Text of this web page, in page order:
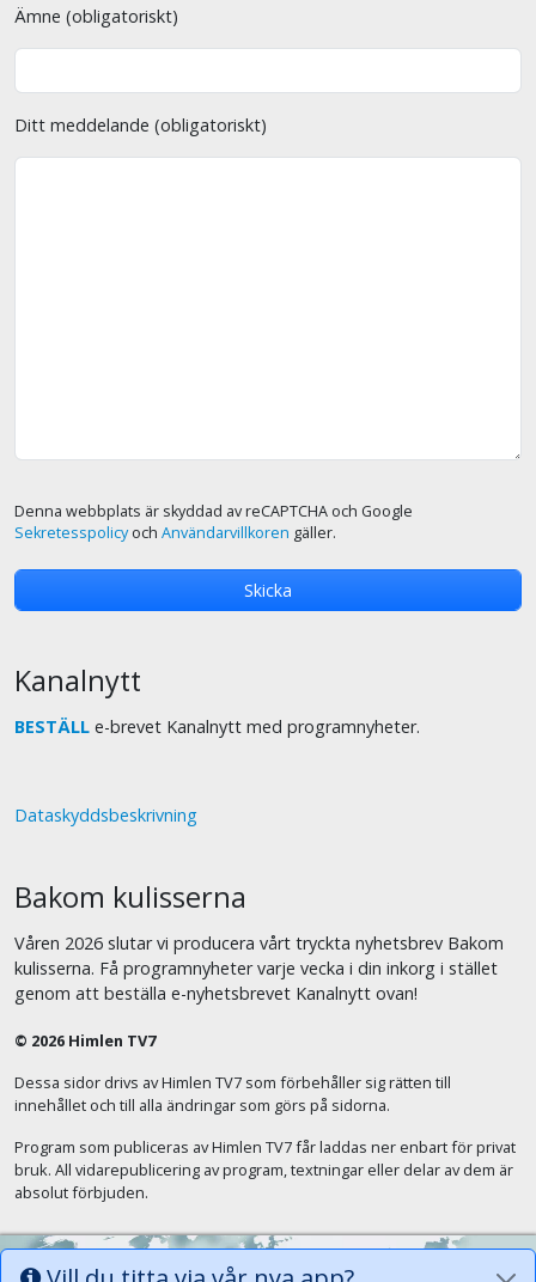
Ämne (obligatoriskt)
Ditt meddelande (obligatoriskt)
Denna webbplats är skyddad av reCAPTCHA och Google
Sekretesspolicyoch Användarvillkoren gäller.
Kanalnytt
BESTÄLL e-brevet Kanalnytt med programnyheter.
Dataskyddsbeskrivning
Bakom kulisserna
Våren 2026 slutar vi producera vårt tryckta nyhetsbrev Bakom
kulisserna. Få programnyheter varje vecka i din inkorg i stället
genom att beställa e-nyhetsbrevet Kanalnytt ovan!
© 2026 Himlen TV7
Dessa sidor drivs av Himlen TV7 som förbehåller sig rätten till
innehållet och till alla ändringar som görs på sidorna.
Program som publiceras av Himlen TV7 får laddas ner enbart för privat
bruk. All vidarepublicering av program, textningar eller delar av dem är
absolut förbjuden.